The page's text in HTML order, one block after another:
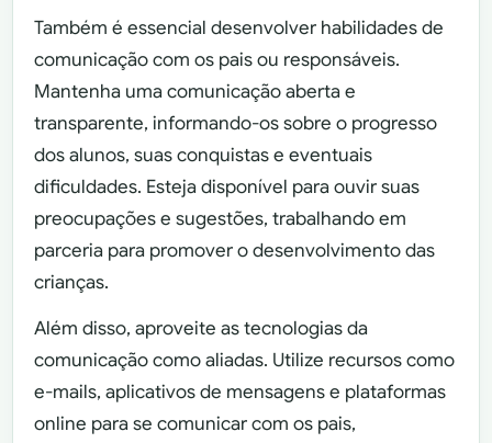
Também é essencial desenvolver habilidades de
comunicação com os pais ou responsáveis.
Mantenha uma comunicação aberta e
transparente, informando-os sobre o progresso
dos alunos, suas conquistas e eventuais
dificuldades. Esteja disponível para ouvir suas
preocupações e sugestões, trabalhando em
parceria para promover o desenvolvimento das
crianças.
Além disso, aproveite as tecnologias da
comunicação como aliadas. Utilize recursos como
e-mails, aplicativos de mensagens e plataformas
online para se comunicar com os pais,